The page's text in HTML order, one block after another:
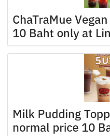
ChaTraMue
10 Baht only at
Milk Pudding
normal price 10